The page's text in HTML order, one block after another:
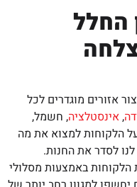
החלל
אזורים מוגדרים לכל
,אינסטלציה, חשמל,
על הלקוחות למצוא את מה
לסדר את החנות.
הלקוחות באמצעות מסלולי